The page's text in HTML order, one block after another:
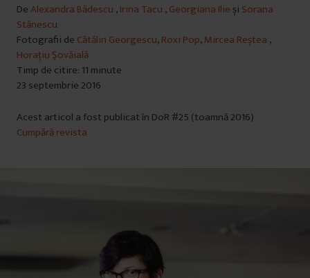
DeAlexandra Bădescu ,Irina Tacu ,Georgiana Ilie și Sorana
Stănescu
Fotografii de Cătălin Georgescu,Roxi Pop,Mircea Reștea ,
Horațiu Şovăială
Timp de citire: 11 minute
23 septembrie 2016
Acest articol a fost publicat în DoR #25 (toamnă 2016)
Cumpără revista